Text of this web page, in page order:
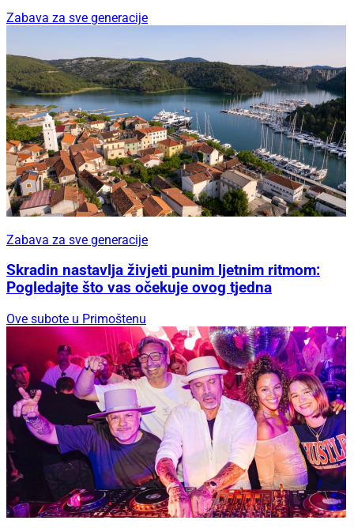
Zabava za sve generacije
Zabava za sve generacije
Skradin nastavlja živjeti punim ljetnim ritmom:
Pogledajte što vas očekuje ovog tjedna
Ove subote u Primoštenu